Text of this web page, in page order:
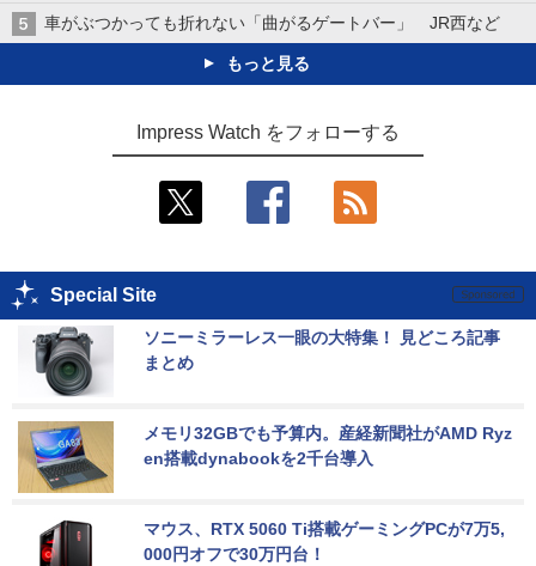
車がぶつかっても折れない「曲がるゲートバー」 JR西など
もっと見る
Impress Watch をフォローする
Special Site
ソニーミラーレス一眼の大特集！ 見どころ記事
まとめ
メモリ32GBでも予算内。産経新聞社がAMD Ryz
en搭載dynabookを2千台導入
マウス、RTX 5060 Ti搭載ゲーミングPCが7万5,
000円オフで30万円台！